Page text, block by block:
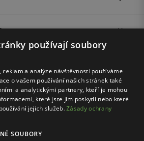
používají soubory
reklam a analýze návštěvnosti používáme
o vašem používání našich stránek také
a analytickými partnery, kteří je mohou
které jste jim poskytli nebo které
jejich služeb.Zásady ochrany
SOUBORY